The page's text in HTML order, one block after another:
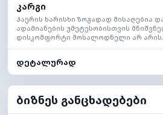
კარგი
ჰაერის ხარისხი ზოგადად მისაღებია
ადამიანების უმეტესობისთვის
დისკომფორტი მოსალოდნელი არ არის.
დეტალურად
ბიზნეს განცხადებები